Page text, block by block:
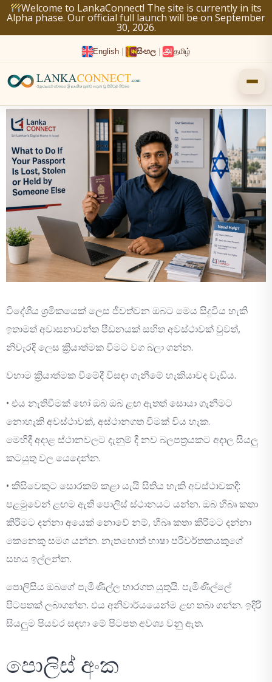
Welcome to LankaConnect! The site is currently in its
Alpha phase. Our official full launch will be on September
30, 2026.
English සිංහල தமிழ்
Skip
to
content
විදේශීය ශ්‍රමිකයෙක් ලෙස ජීවත්වන ඔබට මෙය සිදුවිය හැකි
ඉතාමත් අවාසනාවන්ත පීඩනයක් සහිත අවස්ථාවක් වුවත්,
නිවැරදි ලෙස ක්‍රියාත්මක වීමට වග බලා ගන්න.
වහාම ක්‍රියාත්මක වීමේදී විසඳා ගැනීමේ හැකියාවද වැඩිය.
• එය නැතිවීමක් හෝ ඔබ ඔබ ළඟ ඇතත් සොයා ගැනීමට
නොහැකි අවස්ථාවක්, අස්ථානගත වීමක් විය හැක.
මෙහිදී අදාළ ස්ථානවලට දැනුම් දී නව බලපත්‍රයකට අදාල සියලු
කටයුතු වල යෙදෙන්න.
• කිසිවෙකුට සොරකම් කළා යැයි සිතිය හැකි අවස්ථාවකදී:
පළමුවෙන් ළඟම ඇති පොලිස් ස්ථානයට යන්න. ඔබ හීබෘ කතා
කිරීමට දන්නා අයෙක් නොවේ නම්, හීබෘ කතා කිරීමට දන්නා
කෙනෙකු සමග යන්න. නැතහොත් භාෂා පරිවර්තකයකුගේ
සහය ඉල්ලන්න.
පොලිසිය ඔබගේ පැමිණිල්ල භාරගත යුතුයි. පැමිණිල්ලේ
පිටපතක් ලබාගන්න. එය අනිවාර්යයෙන්ම ළඟ තබා ගන්න. ඉදිරි
සියලුම පියවර සඳහා මේ පිටපත අවශ්‍ය වනු ඇත.
පොලිස් අංක